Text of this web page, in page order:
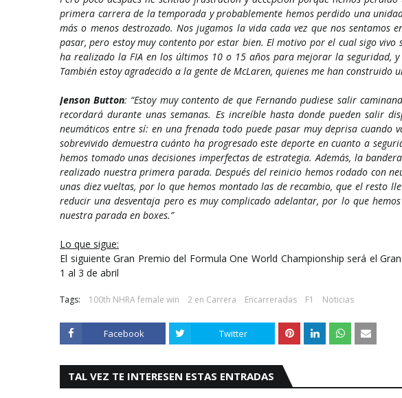
primera carrera de la temporada y probablemente hemos perdido una
más o menos destrozado. Nos jugamos la vida cada vez que nos sentamos
pasar, pero estoy muy contento por estar bien. El motivo por el cual sigo
ha realizado la FIA en los últimos 10 o 15 años para mejorar la seguridad,
También estoy agradecido a la gente de McLaren, quienes me han construido
Jenson Button: “Estoy muy contento de que Fernando pudiese salir
recordará durante unas semanas. Es increíble hasta donde pueden salir
neumáticos entre sí: en una frenada todo puede pasar muy deprisa cuando
sobrevivido demuestra cuánto ha progresado este deporte en cuanto a
hemos tomado unas decisiones imperfectas de estrategia. Además, la
realizado nuestra primera parada. Después del reinicio hemos rodado con
unas diez vueltas, por lo que hemos montado las de recambio, que el resto
reducir una desventaja pero es muy complicado adelantar, por lo que
nuestra parada en boxes.”
Lo que sigue:
El siguiente Gran Premio del Formula One World Championship será el
1 al 3 de abril
Tags: 100th NHRA female win 2 en Carrera Encarreradas F1 Noticias
Facebook Twitter
TAL VEZ TE INTERESEN ESTAS ENTRADAS